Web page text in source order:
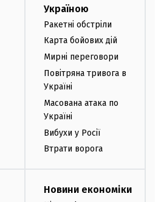
Україною
Ракетні обстріли
Карта бойових дій
Мирні переговори
Повітряна тривога в
Україні
Масована атака по
Україні
Вибухи у Росії
Втрати ворога
Новини економіки